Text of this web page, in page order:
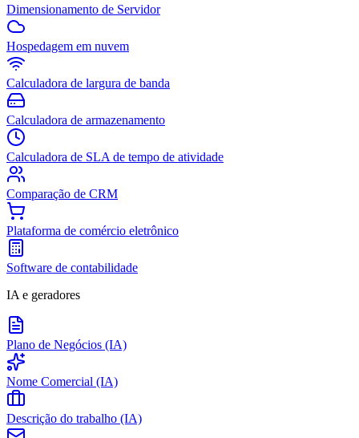
Dimensionamento de Servidor
Hospedagem em nuvem
Calculadora de largura de banda
Calculadora de armazenamento
Calculadora de SLA de tempo de atividade
Comparação de CRM
Plataforma de comércio eletrônico
Software de contabilidade
IA e geradores
Plano de Negócios (IA)
Nome Comercial (IA)
Descrição do trabalho (IA)